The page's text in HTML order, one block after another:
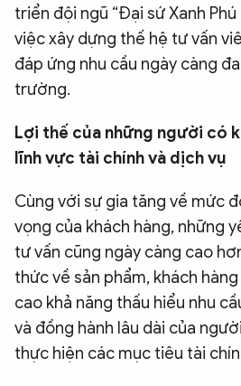
triển đội ngũ “Đại sứ Xanh
việc xây dựng thế hệ tư vấn
đáp ứng nhu cầu ngày càng
trường.
Lợi thế của những người có
lĩnh vực tài chính và dịch vụ
Cùng với sự gia tăng về mức
vọng của khách hàng, những
tư vấn cũng ngày càng cao
thức về sản phẩm, khách
cao khả năng thấu hiểu nhu
và đồng hành lâu dài của
thực hiện các mục tiêu tài